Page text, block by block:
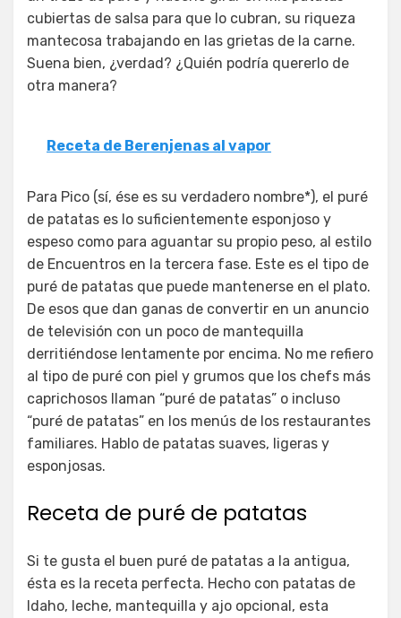
cubiertas de salsa para que lo cubran, su riqueza
mantecosa trabajando en las grietas de la carne.
Suena bien, ¿verdad? ¿Quién podría quererlo de
otra manera?
Receta de Berenjenas al vapor
Para Pico (sí, ése es su verdadero nombre*), el puré
de patatas es lo suficientemente esponjoso y
espeso como para aguantar su propio peso, al estilo
de Encuentros en la tercera fase. Este es el tipo de
puré de patatas que puede mantenerse en el plato.
De esos que dan ganas de convertir en un anuncio
de televisión con un poco de mantequilla
derritiéndose lentamente por encima. No me refiero
al tipo de puré con piel y grumos que los chefs más
caprichosos llaman “puré de patatas” o incluso
“puré de patatas” en los menús de los restaurantes
familiares. Hablo de patatas suaves, ligeras y
esponjosas.
Receta de puré de patatas
Si te gusta el buen puré de patatas a la antigua,
ésta es la receta perfecta. Hecho con patatas de
Idaho, leche, mantequilla y ajo opcional, esta